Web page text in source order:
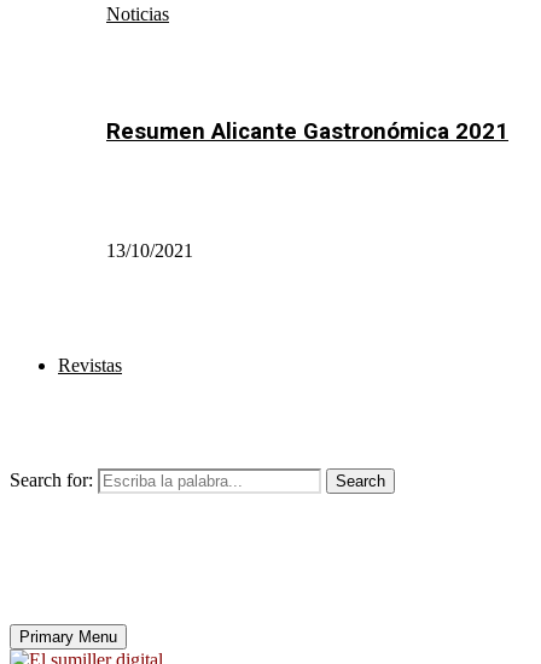
Noticias
Resumen Alicante Gastronómica 2021
13/10/2021
Revistas
Search for: Search
Primary Menu